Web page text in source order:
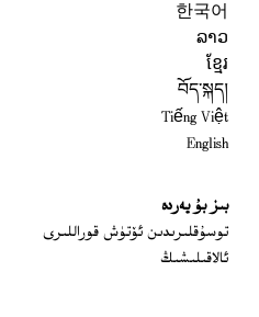
한국어
ລາວ
ខ្មែរ
བོད་སྐད།
Tiếng Việt
English
بىز بۇ يەردە
توسۇقلىرىدىن ئۆتۈش قوراللىرى
ئالاقىلىشىڭ